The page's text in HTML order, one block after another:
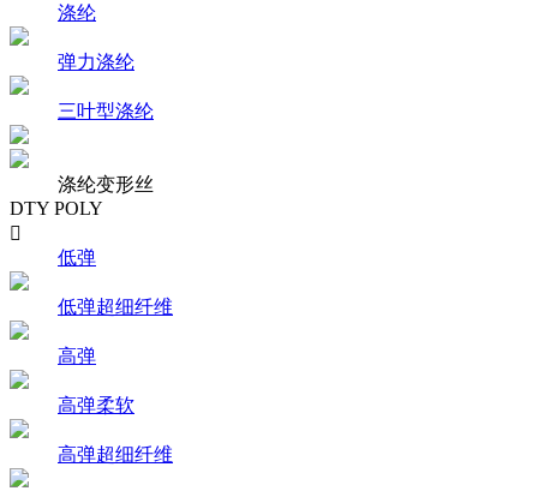
涤纶
弹力涤纶
三叶型涤纶
涤纶变形丝
DTY POLY

低弹
低弹超细纤维
高弹
高弹柔软
高弹超细纤维